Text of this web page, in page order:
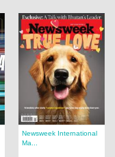
Newsweek International
Ma...